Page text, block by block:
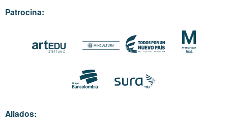
Patrocina:
Aliados: